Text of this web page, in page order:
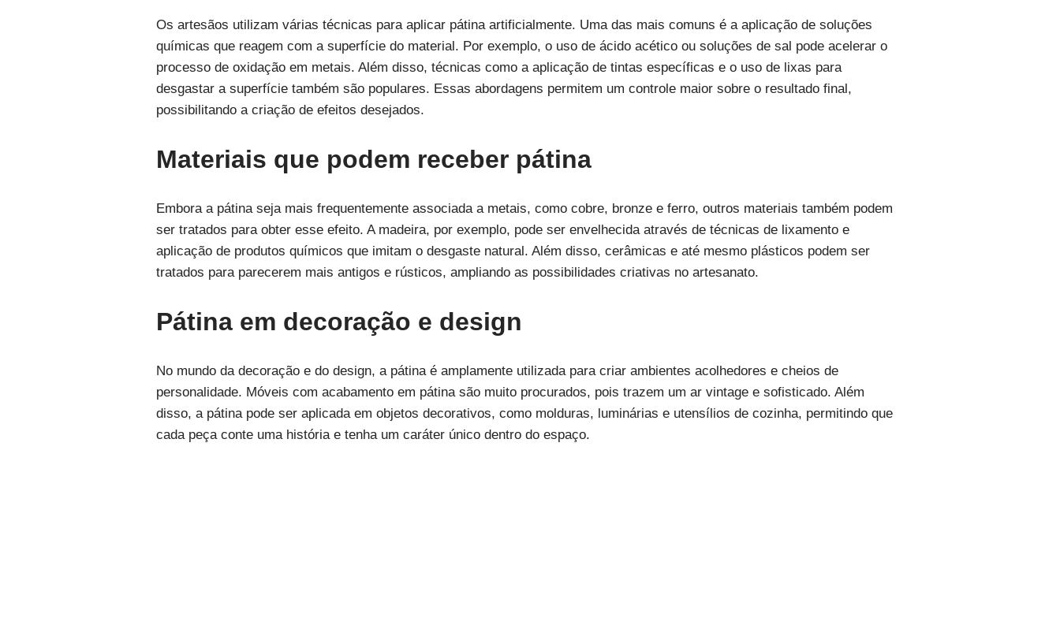
Os artesãos utilizam várias técnicas para aplicar pátina artificialmente. Uma das mais comuns é a aplicação de soluções
químicas que reagem com a superfície do material. Por exemplo, o uso de ácido acético ou soluções de sal pode acelerar o
processo de oxidação em metais. Além disso, técnicas como a aplicação de tintas específicas e o uso de lixas para
desgastar a superfície também são populares. Essas abordagens permitem um controle maior sobre o resultado final,
possibilitando a criação de efeitos desejados.
Materiais que podem receber pátina
Embora a pátina seja mais frequentemente associada a metais, como cobre, bronze e ferro, outros materiais também podem
ser tratados para obter esse efeito. A madeira, por exemplo, pode ser envelhecida através de técnicas de lixamento e
aplicação de produtos químicos que imitam o desgaste natural. Além disso, cerâmicas e até mesmo plásticos podem ser
tratados para parecerem mais antigos e rústicos, ampliando as possibilidades criativas no artesanato.
Pátina em decoração e design
No mundo da decoração e do design, a pátina é amplamente utilizada para criar ambientes acolhedores e cheios de
personalidade. Móveis com acabamento em pátina são muito procurados, pois trazem um ar vintage e sofisticado. Além
disso, a pátina pode ser aplicada em objetos decorativos, como molduras, luminárias e utensílios de cozinha, permitindo que
cada peça conte uma história e tenha um caráter único dentro do espaço.